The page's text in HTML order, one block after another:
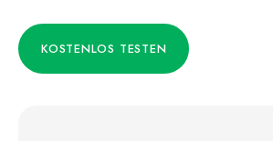
KOSTENLOS TESTEN